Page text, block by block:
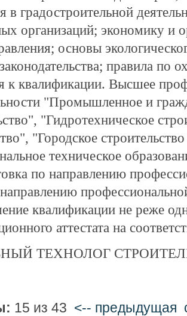
в градостроительной
организаций; экономику и
основы
правила по
к квалификации. Высшее
"Промышленное и
"Гидротехническое
"Городское
техническое
по направлению
квалификации не реже
аттестата на
ТЕХНОЛОГ
15 из 43 <-- предыдущая